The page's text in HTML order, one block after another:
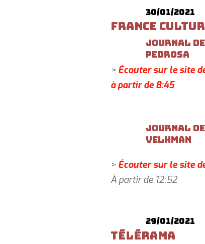
30/01/2021
France
Journal
Pedrosa
> Écouter sur le site
à partir de 8:45
Journal
Velhman
> Écouter sur le site
À partir de 12:52
29/01/2021
Télérama